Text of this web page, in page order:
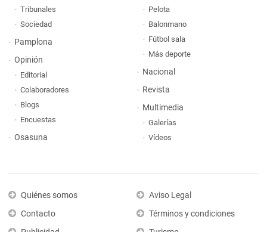
Tribunales
Sociedad
Pamplona
Opinión
Editorial
Colaboradores
Blogs
Encuestas
Osasuna
Pelota
Balonmano
Fútbol sala
Más deporte
Nacional
Revista
Multimedia
Galerías
Vídeos
Quiénes somos
Contacto
Aviso Legal
Términos y condiciones